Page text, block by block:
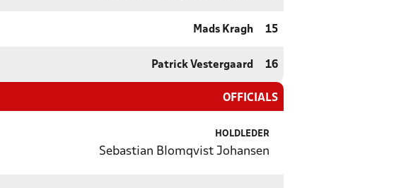
Mads Kragh 15
Patrick Vestergaard 16
OFFICIALS
HOLDLEDER
Sebastian Blomqvist Johansen